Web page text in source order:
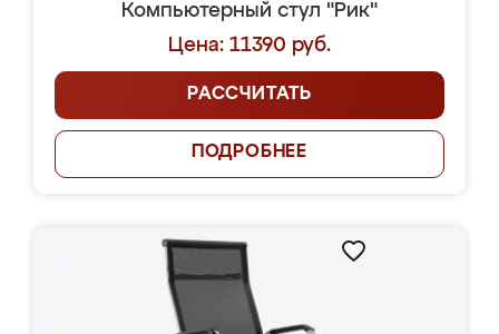
Компьютерный стул "Рик"
Цена: 11390 руб.
РАССЧИТАТЬ
ПОДРОБНЕЕ